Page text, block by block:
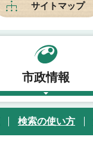
サイトマップ
市政情報
検索の使い方